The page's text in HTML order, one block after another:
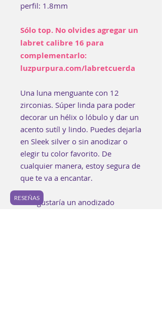
perfil: 1.8mm
Sólo top. No olvides agregar un
labret calibre 16 para
complementarlo:
luzpurpura.com/labretcuerda
Una luna menguante con 12
zirconias. Súper linda para poder
decorar un hélix o lóbulo y dar un
acento sutíl y lindo. Puedes dejarla
en Sleek silver o sin anodizar o
elegir tu color favorito. De
cualquier manera, estoy segura de
que te va a encantar.
Si te gustaría un anodizado
RESEÑAS